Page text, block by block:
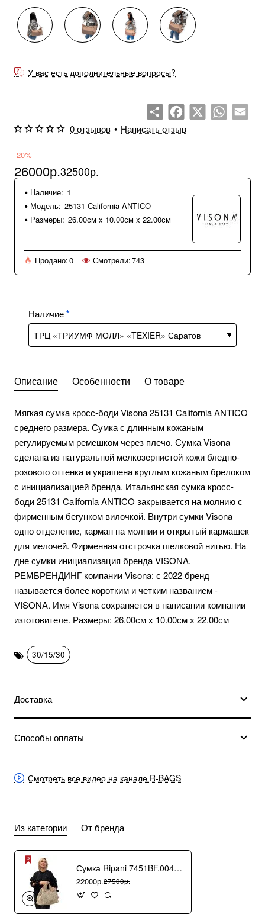
У вас есть дополнительные вопросы?
ShareFacebook
X WhatsApp
0 отзывов • Написать отзыв
-20%
26000р.32500р.
Наличие: 1
Модель: 25131 California ANTICO
Размеры: 26.00см x 10.00см x 22.00см
Продано:0 Смотрели:743
Наличие
Описание Особенности О товаре
Мягкая сумка кросс-боди Visona 25131 California ANTICO
среднего размера. Сумка с длинным кожаным
регулируемым ремешком через плечо. Сумка Visona
сделана из натуральной мелкозернистой кожи бледно-
розового оттенка и украшена круглым кожаным брелоком
с инициализацией бренда. Итальянская сумка кросс-
боди 25131 California ANTICO закрывается на молнию с
фирменным бегунком вилочкой. Внутри сумки Visona
одно отделение, карман на молнии и открытый кармашек
для мелочей. Фирменная отстрочка шелковой нитью. На
дне сумки инициализация бренда VISONA.
РЕМБРЕНДИНГ компании Visona: с 2022 бренд
называется более коротким и четким названием -
VISONA. Имя Visona сохраняется в написании компании
изготовителе. Размеры: 26.00см х 10.00см х 22.00см
30/15/30
Доставка
Способы оплаты
Смотреть все видео на канале R-BAGS
Из категории От бренда
Сумка Ripani 7451BF.00406 Ecru/Sabbia
22000р.27500р.